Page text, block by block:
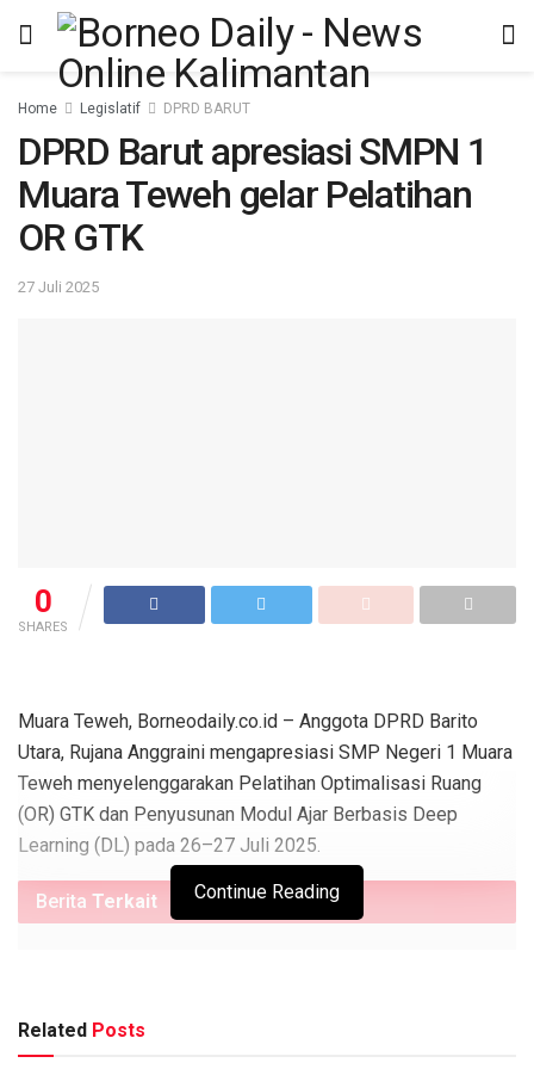
Home Legislatif DPRD BARUT
DPRD Barut apresiasi SMPN 1
Muara Teweh gelar Pelatihan
OR GTK
27 Juli 2025
0
SHARES
Muara Teweh, Borneodaily.co.id – Anggota DPRD Barito
Utara, Rujana Anggraini mengapresiasi SMP Negeri 1 Muara
Teweh menyelenggarakan Pelatihan Optimalisasi Ruang
(OR) GTK dan Penyusunan Modul Ajar Berbasis Deep
Learning (DL) pada 26–27 Juli 2025.
Berita Terkait
Anggota DPRD Barito Utara Dukung Peningkatan Patroli
Continue Reading
Related Posts